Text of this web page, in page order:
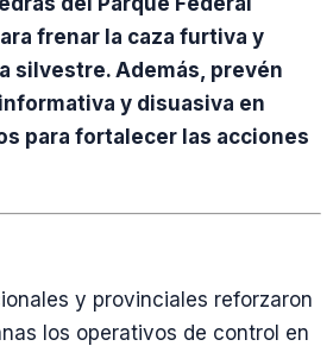
frenar la caza furtiva y
silvestre. Además, prevén
y disuasiva en
para fortalecer las acciones
y provinciales reforzaron
los operativos de control en